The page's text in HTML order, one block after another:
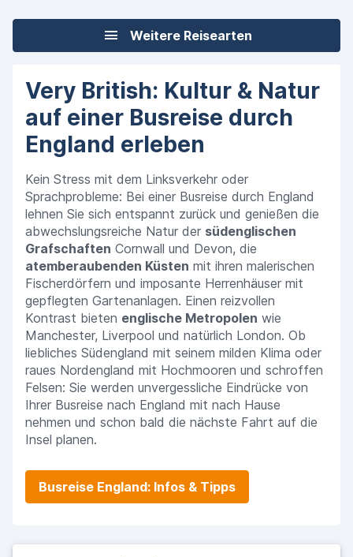
Weitere Reisearten
Very British: Kultur & Natur
auf einer Busreise durch
England erleben
Kein Stress mit dem Linksverkehr oder
Sprachprobleme: Bei einer Busreise durch England
lehnen Sie sich entspannt zurück und genießen die
abwechslungsreiche Natur der südenglischen
Grafschaften Cornwall und Devon, die
atemberaubenden Küsten mit ihren malerischen
Fischerdörfern und imposante Herrenhäuser mit
gepflegten Gartenanlagen. Einen reizvollen
Kontrast bieten englische Metropolen wie
Manchester, Liverpool und natürlich London. Ob
liebliches Südengland mit seinem milden Klima oder
raues Nordengland mit Hochmooren und schroffen
Felsen: Sie werden unvergessliche Eindrücke von
Ihrer Busreise nach England mit nach Hause
nehmen und schon bald die nächste Fahrt auf die
Insel planen.
Busreise England: Infos & Tipps